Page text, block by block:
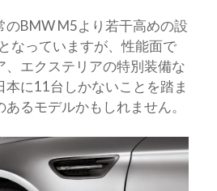
のBMW M5より若干高めの設
なっていますが、性能面で
、エクステリアの特別装備な
本に11台しかないことを踏ま
るモデルかもしれません。